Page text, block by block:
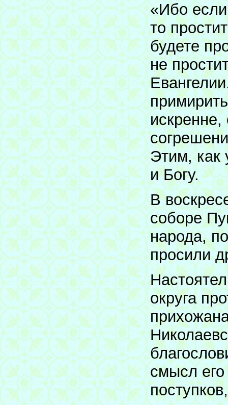
«Ибо
то
будете
не
искренне,
Этим, как
и Богу.
В
соборе
народа,
просили
округа
смысл